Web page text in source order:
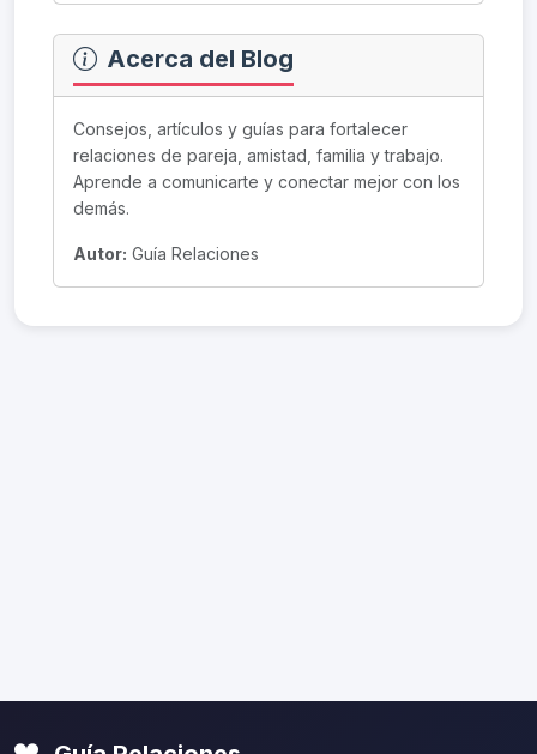
Acerca del Blog
Consejos, artículos y guías para fortalecer
relaciones de pareja, amistad, familia y trabajo.
Aprende a comunicarte y conectar mejor con los
demás.
Autor: Guía Relaciones